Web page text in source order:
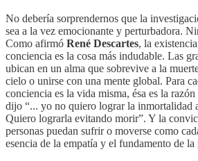
No debería sorprendernos que la
sea a la vez emocionante y perturbadora.
Como afirmó René Descartes, la
conciencia es la cosa más indudable. Las
ubican en un alma que sobrevive a la
cielo o unirse con una mente global. Para
conciencia es la vida misma, ésa es la
dijo “... yo no quiero lograr la inmortalidad
Quiero lograrla evitando morir”. Y la
personas puedan sufrir o moverse como
esencia de la empatía y el fundamento de la